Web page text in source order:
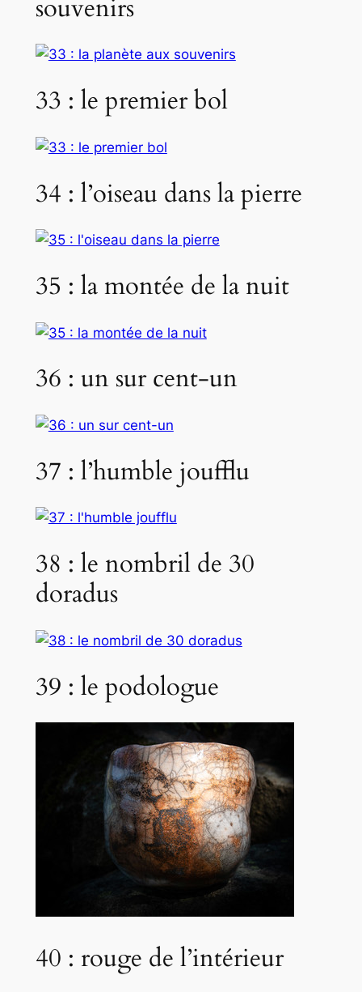
souvenirs
33 : le premier bol
34 : l’oiseau dans la pierre
35 : la montée de la nuit
36 : un sur cent-un
37 : l’humble joufflu
38 : le nombril de 30
doradus
39 : le podologue
40 : rouge de l’intérieur